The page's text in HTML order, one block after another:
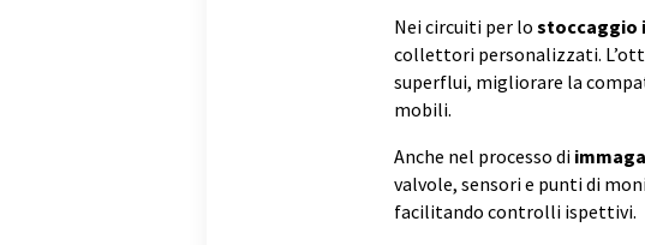
Nei circuiti per lo stoccaggio
collettori personalizzati.
superflui, migliorare la
mobili.
Anche nel processo di
valvole, sensori e punti di
facilitando controlli ispettivi.